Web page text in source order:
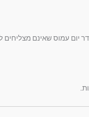
יום עמוס שאינם מצליחים